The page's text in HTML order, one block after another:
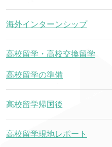
海外インターンシップ
高校留学・高校交換留学
高校留学の準備
高校留学帰国後
高校留学現地レポート